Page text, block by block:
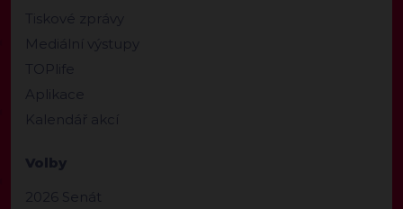
Tiskové zprávy
Mediální výstupy
TOPlife
Aplikace
Kalendář akcí
Volby
2026 Senát